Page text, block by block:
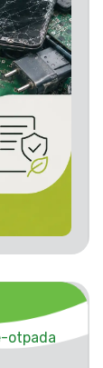
otpada